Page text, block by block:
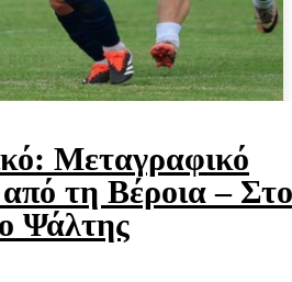
Μεταγραφικό
τη Βέροια – Στο
Ψάλτης